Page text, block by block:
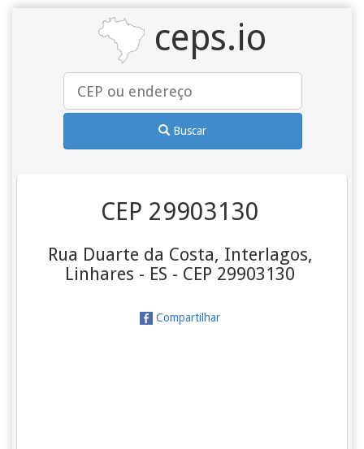
ceps.io
Buscar
CEP 29903130
Rua Duarte da Costa, Interlagos,
Linhares - ES - CEP 29903130
Compartilhar